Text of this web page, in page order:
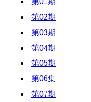
第01期
第02期
第03期
第04期
第05期
第06集
第07期